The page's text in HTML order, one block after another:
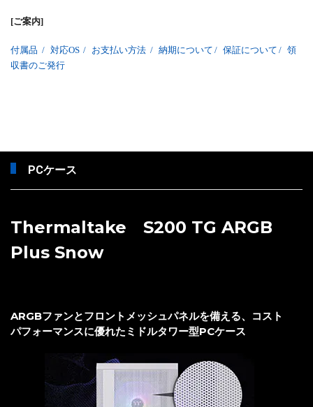
[ご案内]
付属品 / 対応OS / お支払い方法 / 納期について / 保証について / 領
収書のご発行
PCケース
Thermaltake S200 TG ARGB
Plus Snow
ARGBファンとフロントメッシュパネルを備える、コスト
パフォーマンスに優れたミドルタワー型PCケース